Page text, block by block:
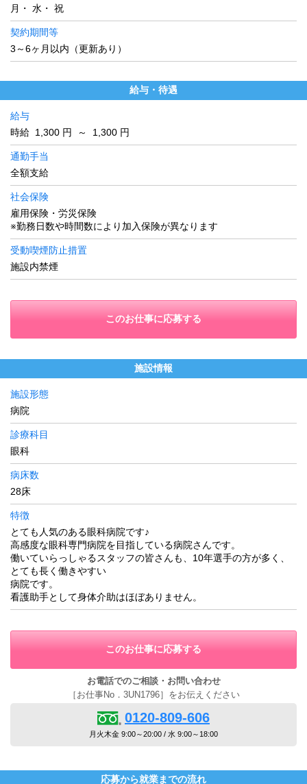
月・ 水・ 祝
契約期間等
3～6ヶ月以内（更新あり）
給与・待遇
給与
時給 1,300 円 ～ 1,300 円
通勤手当
全額支給
社会保険
雇用保険・労災保険
※勤務日数や時間数により加入保険が異なります
受動喫煙防止措置
施設内禁煙
このお仕事に応募する
施設情報
施設形態
病院
診療科目
眼科
病床数
28床
特徴
とても人気のある眼科病院です♪
高感度な眼科専門病院を目指している病院さんです。
働いていらっしゃるスタッフの皆さんも、10年選手の方が多く、
とても長く働きやすい
病院です。
看護助手として身体介助はほぼありません。
このお仕事に応募する
お電話でのご相談・お問い合わせ
［お仕事No．3UN1796］をお伝えください
0120-809-606
月火木金 9:00～20:00 / 水 9:00～18:00
応募から就業までの流れ